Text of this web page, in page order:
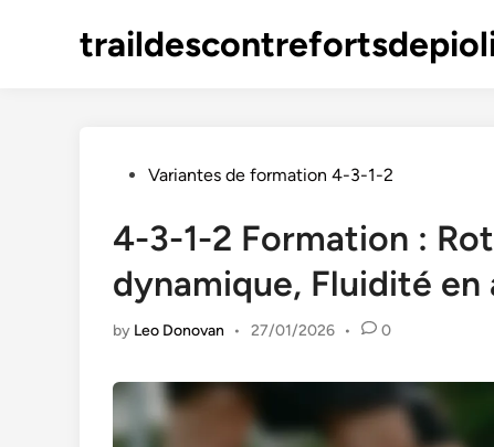
PostedVariantes de formation 4-3-1-2
4-3-1-2 Formation :
dynamique, Fluidité en
by Leo Donovan • 27/01/2026 • 0